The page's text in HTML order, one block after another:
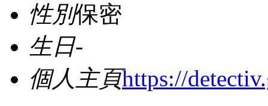
性別保密
生日-
個人主頁https://